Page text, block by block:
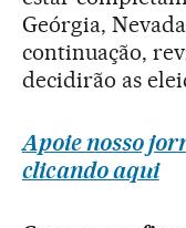
Geórgia,
continuação,
decidirão as
Apoie nosso
clicando aqui